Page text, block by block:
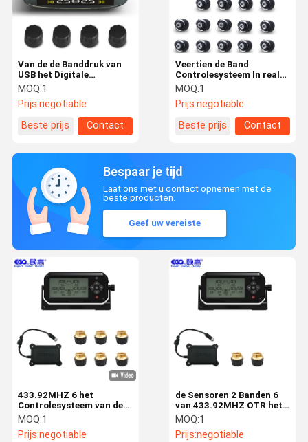
Van de de Banddruk van
USB het Digitale
433.92mhz Zonne
Controlesysteem
MOQ:1
Prijs:negotiable
Beste prijs
Contact
Veertien de Band
Controlesysteem In real
time van de
Band433.92mhz
Aanhangwagen
MOQ:1
Prijs:negotiable
Beste prijs
Contact
Bespaar je tijd
Laat ons met u contact opnemen met de
beste producten.
Geef uw vereiste
de Sensoren 2 Banden 6
van 433.92MHZ OTR het
Controlesysteem van de
Banddruk
MOQ:1
Prijs:negotiable
433.92MHZ 6 het
Controlesysteem van de
Banddruk
MOQ:1
Prijs:negotiable